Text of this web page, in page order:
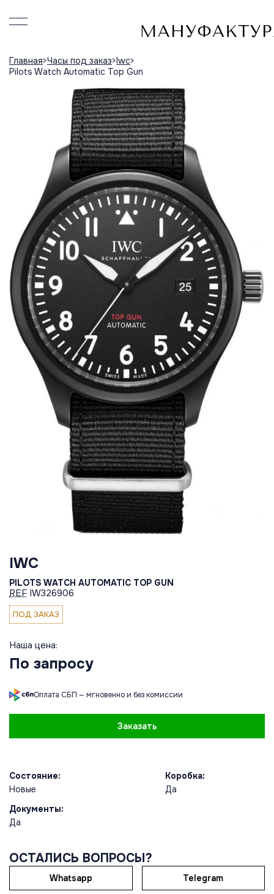
Главная Часы под заказ Iwc
Pilots Watch Automatic Top Gun
IWC
PILOTS WATCH AUTOMATIC TOP GUN
REF IW326906
ПОД ЗАКАЗ
Наша цена:
По запросу
Оплата СБП — мгновенно и без комиссии
Заказать
Состояние:
Новые
Коробка:
Да
Документы:
Да
ОСТАЛИСЬ ВОПРОСЫ?
Whatsapp Telegram